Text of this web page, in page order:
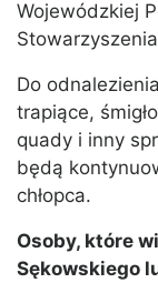
Wojewódzkiej
Do
trapiące,
quady i inny
będą
chłopca.
Osoby, które
Sękowskiego